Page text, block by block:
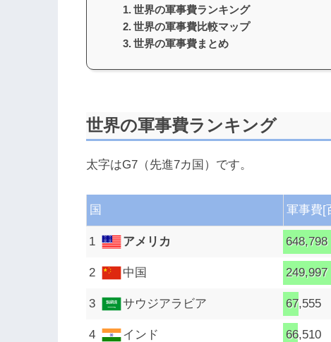
世界の軍事費ランキング
世界の軍事費比較マップ
世界の軍事費まとめ
世界の軍事費ランキング
太字はG7（先進7カ国）です。
国 軍事費[
アメリカ 648,798
中国 249,997
サウジアラビア 67,555
インド 66,510